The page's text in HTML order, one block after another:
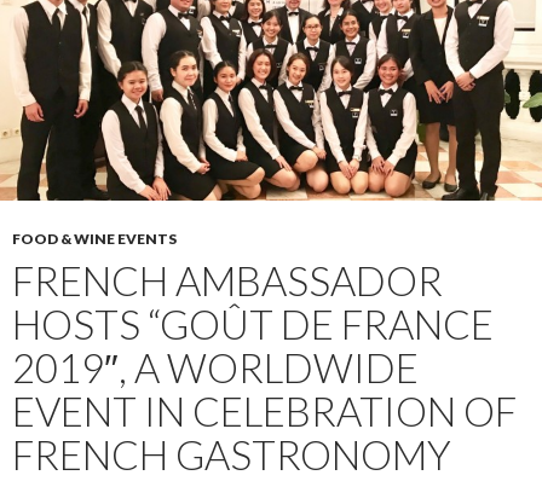
FOOD & WINE EVENTS
FRENCH AMBASSADOR
HOSTS “GOÛT DE FRANCE
2019″, A WORLDWIDE
EVENT IN CELEBRATION OF
FRENCH GASTRONOMY